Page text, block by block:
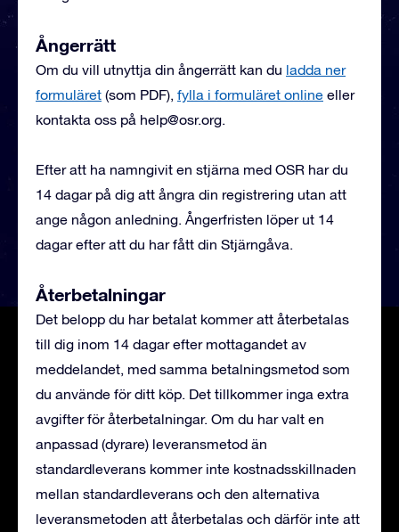
Ångerrätt
Om du vill utnyttja din ångerrätt kan du ladda ner
formuläret (som PDF), fylla i formuläret online eller
kontakta oss på help@osr.org.
Efter att ha namngivit en stjärna med OSR har du
14 dagar på dig att ångra din registrering utan att
ange någon anledning. Ångerfristen löper ut 14
dagar efter att du har fått din Stjärngåva.
Återbetalningar
Det belopp du har betalat kommer att återbetalas
till dig inom 14 dagar efter mottagandet av
meddelandet, med samma betalningsmetod som
du använde för ditt köp. Det tillkommer inga extra
avgifter för återbetalningar. Om du har valt en
anpassad (dyrare) leveransmetod än
standardleverans kommer inte kostnadsskillnaden
mellan standardleverans och den alternativa
leveransmetoden att återbetalas och därför inte att